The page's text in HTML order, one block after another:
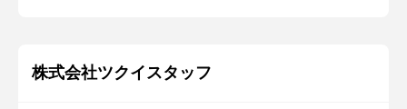
株式会社ツクイスタッフ